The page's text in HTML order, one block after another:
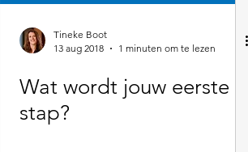
Tineke Boot
13 aug 2018
1 minuten om te lezen
Wat wordt jouw eerste
stap?